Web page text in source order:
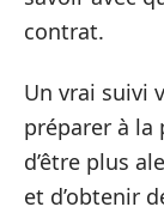
contrat.
Un vrai suivi
préparer à la
d’être plus
et d’obtenir